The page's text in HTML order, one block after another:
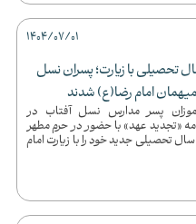
تحصیلی با زیارت؛ پسران نسل
امام رضا(ع) شدند
پسر مدارس نسل آفتاب در
«تجدید عهد» با حضور در حرم مطهر
تحصیلی جدید خود را با زیارت امام
1404/07/01